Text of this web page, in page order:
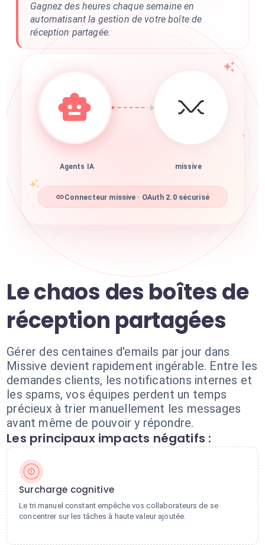
Gagnez des heures chaque semaine en
automatisant la gestion de votre boîte de
réception partagée.
Agents IA missive
Connecteur missive · OAuth 2.0 sécurisé
Le chaos des boîtes de
réception partagées
Gérer des centaines d'emails par jour dans
Missive devient rapidement ingérable. Entre les
demandes clients, les notifications internes et
les spams, vos équipes perdent un temps
précieux à trier manuellement les messages
avant même de pouvoir y répondre.
Les principaux impacts négatifs :
Surcharge cognitive
Le tri manuel constant empêche vos collaborateurs de se
concentrer sur les tâches à haute valeur ajoutée.